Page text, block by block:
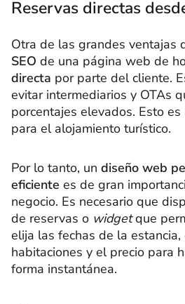
Reservas directas
Otra de las grandes ventajas
SEO de una página web de
directa por parte del cliente.
evitar intermediarios y OTAs
porcentajes elevados. Esto
para el alojamiento turístico.
Por lo tanto, un diseño web
eficiente es de gran
negocio. Es necesario que
de reservas o widgetque
elija las fechas de la
habitaciones y el precio para
forma instantánea.